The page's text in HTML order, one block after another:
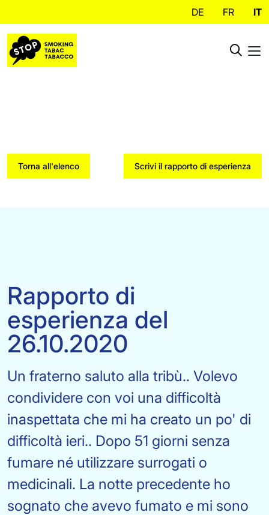
DE FR IT
Torna all'elenco Scrivi il rapporto di esperienza
Rapporto di
esperienza del
26.10.2020
Un fraterno saluto alla tribù.. Volevo
condividere con voi una difficoltà
inaspettata che mi ha creato un po' di
difficoltà ieri.. Dopo 51 giorni senza
fumare né utilizzare surrogati o
medicinali. La notte precedente ho
sognato che avevo fumato e mi sono